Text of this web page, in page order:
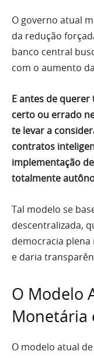
O governo atual
da redução
banco central
com o aumento
E antes de
certo ou errado
te levar a
contratos
implementação
totalmente
Tal modelo se
descentralizada,
democracia
e daria
O Modelo
Monetária
O modelo atual